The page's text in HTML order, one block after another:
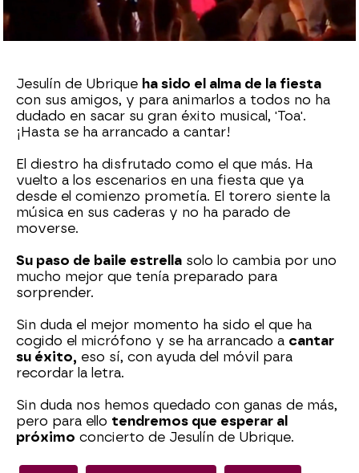
WhatsappFacebook
X Flipboard
Jesulín de Ubrique ha sido el alma de la fiesta
con sus amigos, y para animarlos a todos no ha
dudado en sacar su gran éxito musical, 'Toa'.
¡Hasta se ha arrancado a cantar!
El diestro ha disfrutado como el que más. Ha
vuelto a los escenarios en una fiesta que ya
desde el comienzo prometía. El torero siente la
música en sus caderas y no ha parado de
moverse.
Su paso de baile estrella solo lo cambia por uno
mucho mejor que tenía preparado para
sorprender.
Sin duda el mejor momento ha sido el que ha
cogido el micrófono y se ha arrancado a cantar
su éxito, eso sí, con ayuda del móvil para
recordar la letra.
Sin duda nos hemos quedado con ganas de más,
pero para ello tendremos que esperar al
próximo concierto de Jesulín de Ubrique.